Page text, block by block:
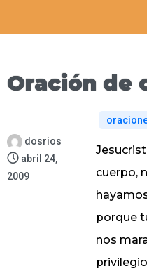
Oración de
dosrios
abril 24,
2009
cuerpo,
porque
nos